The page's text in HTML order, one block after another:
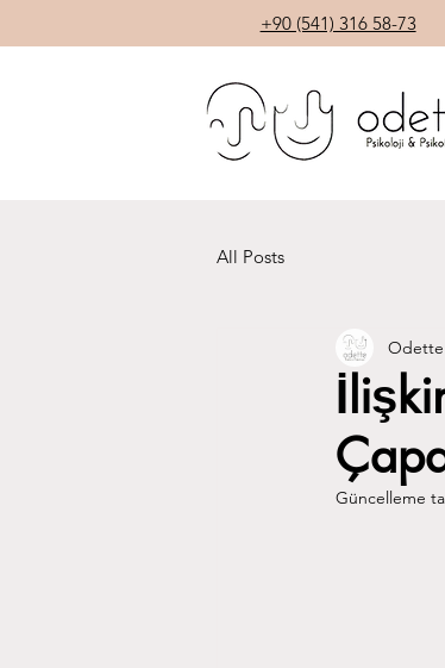
+90 (541) 316 58-73
All Posts
Odette
Güncelleme